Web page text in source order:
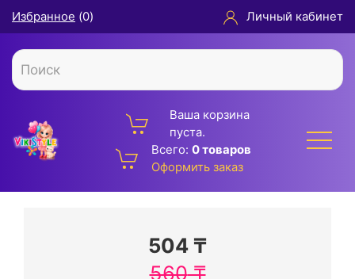
Избранное (0) Личный кабинет
Ваша корзина
пуста.
Всего: 0 товаров
Оформить заказ
504 ₸
560₸